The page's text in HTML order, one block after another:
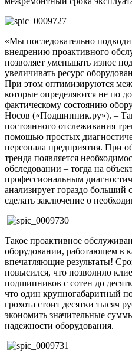
«Мы последовательно
внедрению проактивного
позволяет уменьшать износ
увеличивать ресурс
При этом оптимизируются
которые определяются не по
фактическому состоянию
Носов («Подшипник.ру»). –
постоянного отслеживания
помощью простых
персонала предприятия. При
тренда появляется
обследовании – тогда на
профессиональным
анализирует гораздо больший
сделать заключение о
Такое проактивное
оборудовании, работающем в
впечатляющие результаты!
повысился, что позволило
подшипников с сотен до
что один крупногабаритный
грохота стоит десятки тысяч
экономить значительные
надежности оборудования.